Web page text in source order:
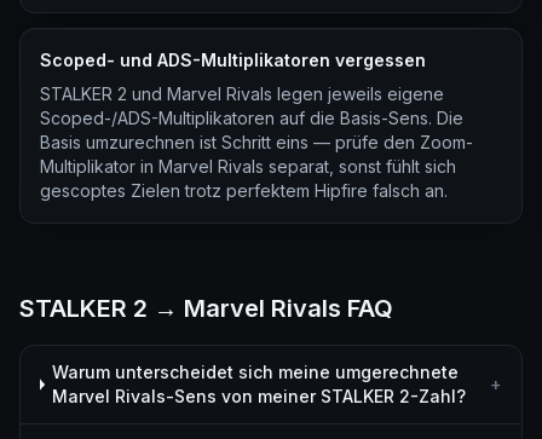
Scoped- und ADS-Multiplikatoren vergessen
STALKER 2 und Marvel Rivals legen jeweils eigene
Scoped-/ADS-Multiplikatoren auf die Basis-Sens. Die
Basis umzurechnen ist Schritt eins — prüfe den Zoom-
Multiplikator in Marvel Rivals separat, sonst fühlt sich
gescoptes Zielen trotz perfektem Hipfire falsch an.
STALKER 2 → Marvel Rivals FAQ
Warum unterscheidet sich meine umgerechnete
Marvel Rivals-Sens von meiner STALKER 2-Zahl?
+